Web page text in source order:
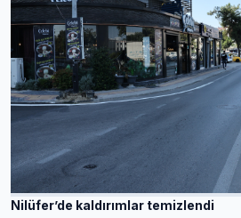
Nilüfer’de kaldırımlar temizlendi